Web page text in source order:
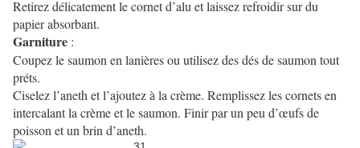
Retirez délicatement le cornet d’alu et laissez refroidir sur du
papier absorbant.
Garniture :
Coupez le saumon en lanières ou utilisez des dés de saumon tout
préts.
Ciselez l’aneth et l’ajoutez à la crème. Remplissez les cornets en
intercalant la crème et le saumon. Finir par un peu d’œufs de
poisson et un brin d’aneth.